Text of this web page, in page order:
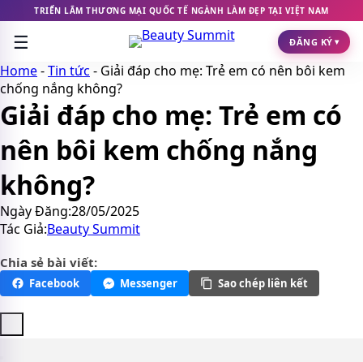
Chuyển
đến
nội
dung
TRIỂN LÃM THƯƠNG MẠI QUỐC TẾ NGÀNH LÀM ĐẸP TẠI VIỆT NAM
☰ ĐĂNG KÝ ▾
Home-Tin tức - Giải đáp cho mẹ: Trẻ em có nên bôi kem
chống nắng không?
Giải đáp cho mẹ: Trẻ em có
nên bôi kem chống nắng
không?
Ngày Đăng:28/05/2025
Tác Giả:Beauty Summit
Chia sẻ bài viết:
Facebook Messenger Sao chép liên kết